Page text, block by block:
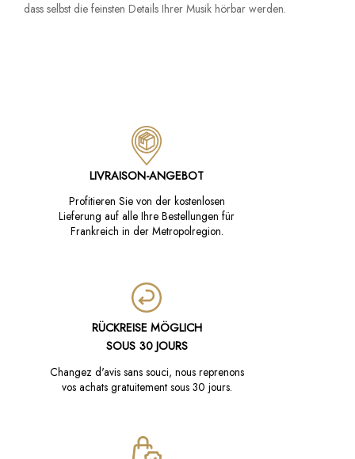
dass selbst die feinsten Details Ihrer Musik hörbar werden.
LIVRAISON-ANGEBOT
Profitieren Sie von der kostenlosen
Lieferung auf alle Ihre Bestellungen für
Frankreich in der Metropolregion.
RÜCKREISE MÖGLICH
SOUS 30 JOURS
Changez d'avis sans souci, nous reprenons
vos achats gratuitement sous 30 jours.